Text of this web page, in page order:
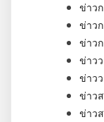
ข่าว
ข่าวก
ข่าว
ข่าว
ข่าว
ข่าว
ข่าว